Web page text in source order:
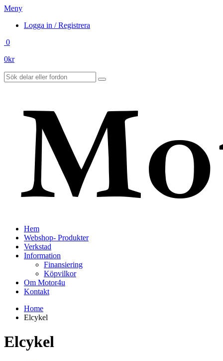
Meny
Logga in / Registrera
0
0kr
Hem
Webshop- Produkter
Verkstad
Information
Finansiering
Köpvilkor
Om Motor4u
Kontakt
Home
Elcykel
Elcykel